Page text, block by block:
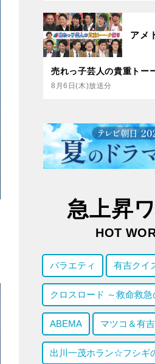
アメ
売れっ子芸人の貴重トー
8月6日(木)放送分
急上昇
HOT
バラエティ 有吉クイ
クロスロード ～救命救急
ABEMA マツコ＆有
出川一茂ホラン☆フシギ